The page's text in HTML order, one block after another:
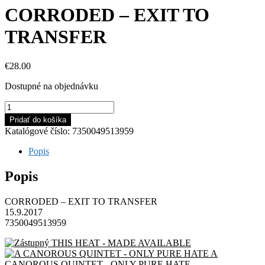
CORRODED – EXIT TO
TRANSFER
€28.00
Dostupné na objednávku
množstvo
CORRODED
-
EXIT
TRANSFER
Pridať do košíka
Katalógové číslo: 7350049513959
Popis
Popis
CORRODED – EXIT TO TRANSFER
15.9.2017
7350049513959
THIS HEAT - MADE AVAILABLE
A